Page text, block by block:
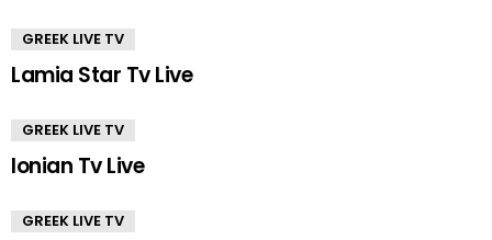
GREEK LIVE TV
Lamia Star Tv Live
GREEK LIVE TV
Ionian Tv Live
GREEK LIVE TV